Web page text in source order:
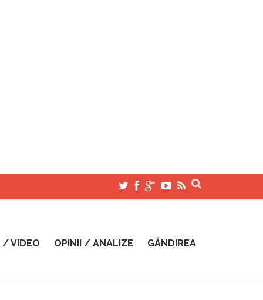
/ VIDEO OPINII / ANALIZE GÂNDIREA